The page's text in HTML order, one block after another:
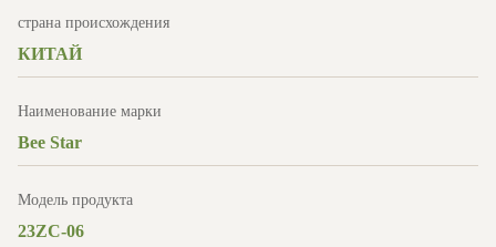
страна происхождения
КИТАЙ
Наименование марки
Bee Star
Модель продукта
23ZC-06